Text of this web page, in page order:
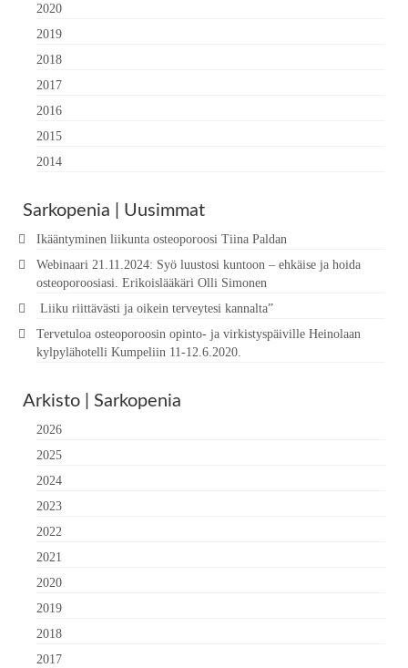
2020
2019
2018
2017
2016
2015
2014
Sarkopenia | Uusimmat
Ikääntyminen liikunta osteoporoosi Tiina Paldan
Webinaari 21.11.2024: Syö luustosi kuntoon – ehkäise ja hoida
osteoporoosiasi. Erikoislääkäri Olli Simonen
Liiku riittävästi ja oikein terveytesi kannalta”
Tervetuloa osteoporoosin opinto- ja virkistyspäiville Heinolaan
kylpylähotelli Kumpeliin 11-12.6.2020.
Arkisto | Sarkopenia
2026
2025
2024
2023
2022
2021
2020
2019
2018
2017